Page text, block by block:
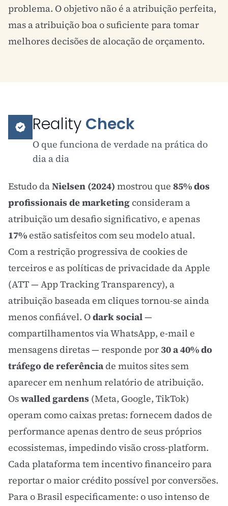
problema. O objetivo não é a atribuição perfeita,
mas a atribuição boa o suficiente para tomar
melhores decisões de alocação de orçamento.
Reality Check
O que funciona de verdade na prática do
dia a dia
Estudo daNielsen (2024) mostrou que 85% dos
profissionais de marketingconsideram a
atribuição um desafio significativo, e apenas
17%estão satisfeitos com seu modelo atual.
Com a restrição progressiva de cookies de
terceiros e as políticas de privacidade da Apple
(ATT — App Tracking Transparency), a
atribuição baseada em cliques tornou-se ainda
menos confiável. Odark social—
compartilhamentos via WhatsApp, e-mail e
mensagens diretas — responde por 30 a 40% do
tráfego de referênciade muitos sites sem
aparecer em nenhum relatório de atribuição.
Oswalled gardens (Meta, Google, TikTok)
operam como caixas pretas: fornecem dados de
performance apenas dentro de seus próprios
ecossistemas, impedindo visão cross-platform.
Cada plataforma tem incentivo financeiro para
reportar o maior crédito possível por conversões.
Para o Brasil especificamente: o uso intenso de